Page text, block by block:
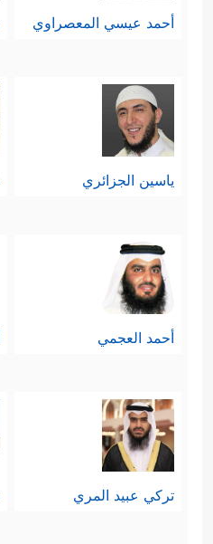
أحمد عيسي المعصراوي
ياسين الجزائري
أحمد العجمي
تركي عبيد المري